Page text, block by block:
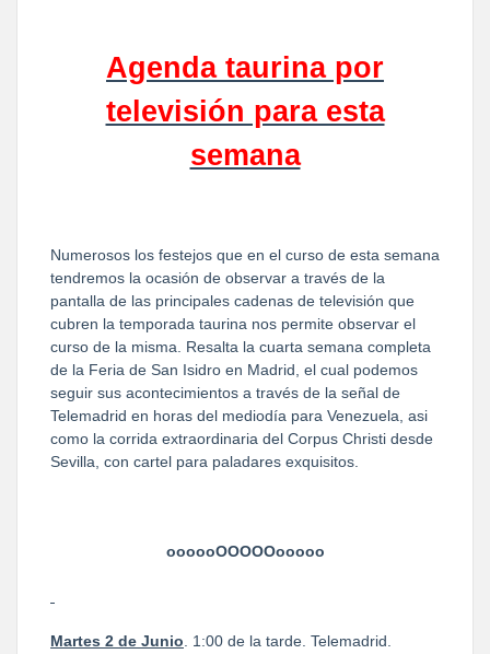
Agenda taurina por
televisión para esta
semana
Numerosos los festejos que en el curso de esta semana
tendremos la ocasión de observar a través de la
pantalla de las principales cadenas de televisión que
cubren la temporada taurina nos permite observar el
curso de la misma. Resalta la cuarta semana completa
de la Feria de San Isidro en Madrid, el cual podemos
seguir sus acontecimientos a través de la señal de
Telemadrid en horas del mediodía para Venezuela, asi
como la corrida extraordinaria del Corpus Christi desde
Sevilla, con cartel para paladares exquisitos.
oooooOOOOOooooo
Martes 2 de Junio. 1:00 de la tarde. Telemadrid.